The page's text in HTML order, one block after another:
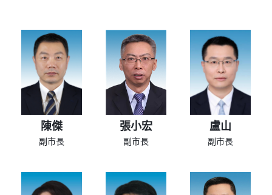
陳傑
副市長
張小宏
副市長
盧山
副市長